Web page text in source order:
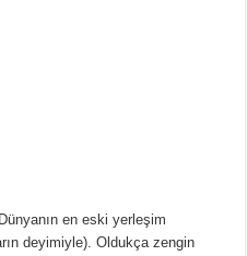
en eski yerleşim
deyimiyle). Oldukça zengin